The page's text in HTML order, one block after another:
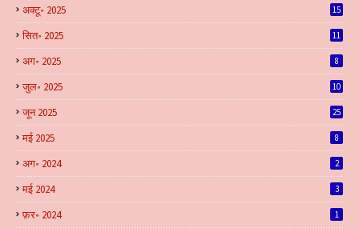
अक्टू॰ 2025 15
सित॰ 2025 11
अग॰ 2025 8
जुल॰ 2025 10
जून 2025 25
मई 2025 8
अग॰ 2024 2
मई 2024 3
फ़र॰ 2024 1